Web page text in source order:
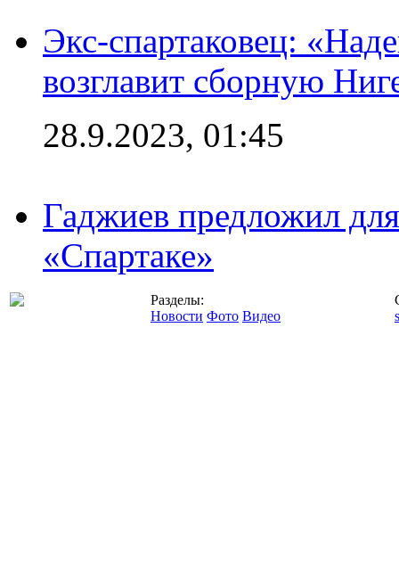
Экс-спартаковец:
возглавит сборную
28.9.2023, 01:45
Гаджиев предложил
«Спартаке»
Разделы:
Новости Фото Видео